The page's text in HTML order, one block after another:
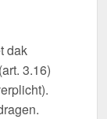
dak
3.16)